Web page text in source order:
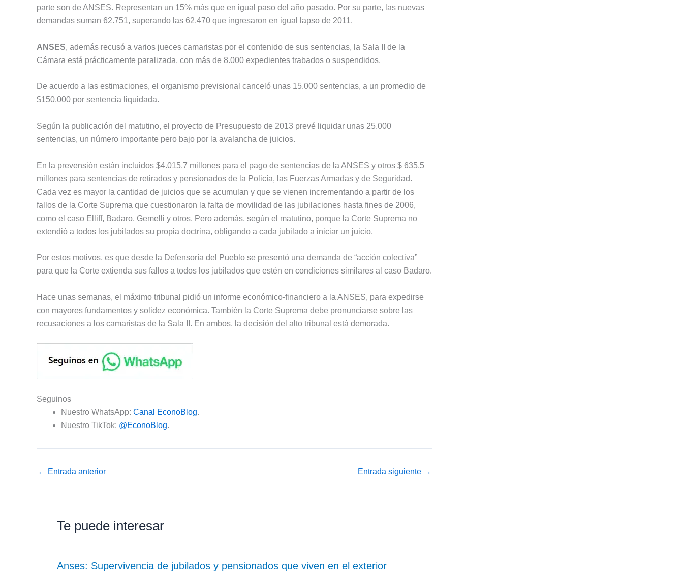
parte son de ANSES. Representan un 15% más que en igual paso del año pasado. Por su parte, las nuevas
demandas suman 62.751, superando las 62.470 que ingresaron en igual lapso de 2011.
ANSES, además recusó a varios jueces camaristas por el contenido de sus sentencias, la Sala II de la
Cámara está prácticamente paralizada, con más de 8.000 expedientes trabados o suspendidos.
De acuerdo a las estimaciones, el organismo previsional canceló unas 15.000 sentencias, a un promedio de
$150.000 por sentencia liquidada.
Según la publicación del matutino, el proyecto de Presupuesto de 2013 prevé liquidar unas 25.000
sentencias, un número importante pero bajo por la avalancha de juicios.
En la prevensión están incluidos $4.015,7 millones para el pago de sentencias de la ANSES y otros $ 635,5
millones para sentencias de retirados y pensionados de la Policía, las Fuerzas Armadas y de Seguridad.
Cada vez es mayor la cantidad de juicios que se acumulan y que se vienen incrementando a partir de los
fallos de la Corte Suprema que cuestionaron la falta de movilidad de las jubilaciones hasta fines de 2006,
como el caso Elliff, Badaro, Gemelli y otros. Pero además, según el matutino, porque la Corte Suprema no
extendió a todos los jubilados su propia doctrina, obligando a cada jubilado a iniciar un juicio.
Por estos motivos, es que desde la Defensoría del Pueblo se presentó una demanda de “acción colectiva”
para que la Corte extienda sus fallos a todos los jubilados que estén en condiciones similares al caso Badaro.
Hace unas semanas, el máximo tribunal pidió un informe económico-financiero a la ANSES, para expedirse
con mayores fundamentos y solidez económica. También la Corte Suprema debe pronunciarse sobre las
recusaciones a los camaristas de la Sala II. En ambos, la decisión del alto tribunal está demorada.
Seguinos
Nuestro WhatsApp: Canal EconoBlog.
Nuestro TikTok: @EconoBlog.
← Entrada anterior Entrada siguiente →
Te puede interesar
Anses: Supervivencia de jubilados y pensionados que viven en el exterior